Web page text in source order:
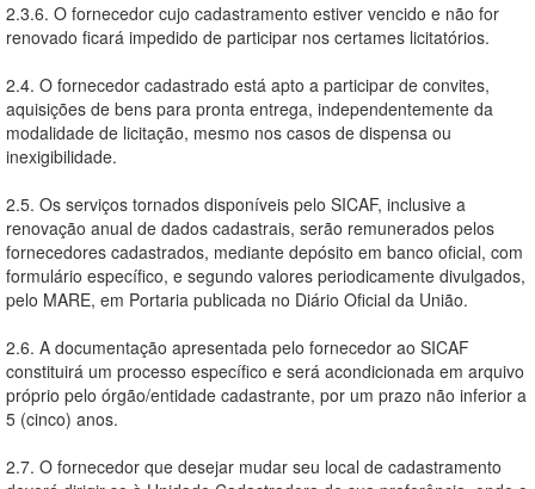
2.3.6. O fornecedor cujo cadastramento estiver vencido e não for
renovado ficará impedido de participar nos certames licitatórios.
2.4. O fornecedor cadastrado está apto a participar de convites,
aquisições de bens para pronta entrega, independentemente da
modalidade de licitação, mesmo nos casos de dispensa ou
inexigibilidade.
2.5. Os serviços tornados disponíveis pelo SICAF, inclusive a
renovação anual de dados cadastrais, serão remunerados pelos
fornecedores cadastrados, mediante depósito em banco oficial, com
formulário específico, e segundo valores periodicamente divulgados,
pelo MARE, em Portaria publicada no Diário Oficial da União.
2.6. A documentação apresentada pelo fornecedor ao SICAF
constituirá um processo específico e será acondicionada em arquivo
próprio pelo órgão/entidade cadastrante, por um prazo não inferior a
5 (cinco) anos.
2.7. O fornecedor que desejar mudar seu local de cadastramento